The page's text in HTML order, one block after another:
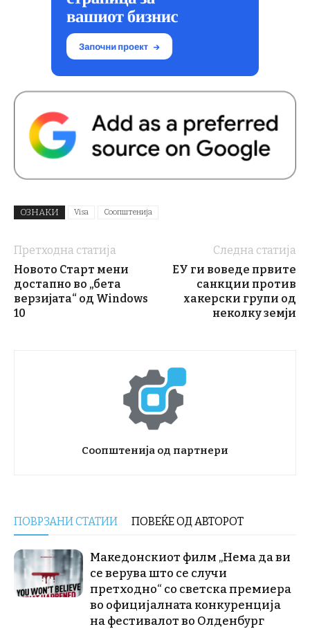
ОЗНАКИ Visa Соопштенија
Претходна статија
Новото Старт мени
достапно во „бета
верзијата“ од Windows
10
Следна статија
ЕУ ги воведе првите
санкции против
хакерски групи од
неколку земји
Соопштенија од партнери
ПОВРЗАНИ СТАТИИ ПОВЕЌЕ ОД АВТОРОТ
Македонскиот филм „Нема да ви
се верува што се случи
претходно“ со светска премиера
во официјалната конкуренција
на фестивалот во Олденбург